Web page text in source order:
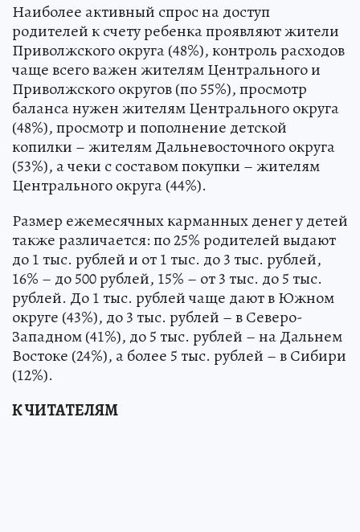
Наиболее активный спрос на доступ
родителей к счету ребенка проявляют жители
Приволжского округа (48%), контроль расходов
чаще всего важен жителям Центрального и
Приволжского округов (по 55%), просмотр
баланса нужен жителям Центрального округа
(48%), просмотр и пополнение детской
копилки – жителям Дальневосточного округа
(53%), а чеки с составом покупки – жителям
Центрального округа (44%).
Размер ежемесячных карманных денег у детей
также различается: по 25% родителей выдают
до 1 тыс. рублей и от 1 тыс. до 3 тыс. рублей,
16% – до 500 рублей, 15% – от 3 тыс. до 5 тыс.
рублей. До 1 тыс. рублей чаще дают в Южном
округе (43%), до 3 тыс. рублей – в Северо-
Западном (41%), до 5 тыс. рублей – на Дальнем
Востоке (24%), а более 5 тыс. рублей – в Сибири
(12%).
К ЧИТАТЕЛЯМ